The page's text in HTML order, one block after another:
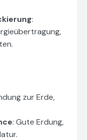
:
zur Erde,
: Gute Erdung,